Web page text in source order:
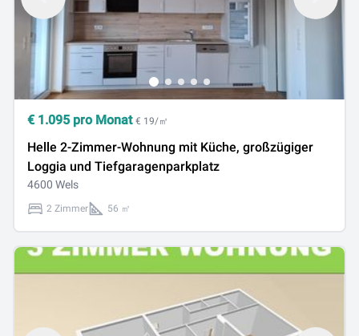
€ 1.095 pro Monat € 19/㎡
Helle 2-Zimmer-Wohnung mit Küche, großzügiger
Loggia und Tiefgaragenparkplatz
4600 Wels
2 Zimmer 56 ㎡